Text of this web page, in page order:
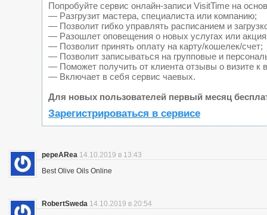
Попробуйте сервис онлайн-записи VisitTime на
— Разгрузит мастера, специалиста или компанию;
— Позволит гибко управлять расписанием и
— Разошлет оповещения о новых услугах или
— Позволит принять оплату на карту/кошелек/счет;
— Позволит записываться на групповые и
— Поможет получить от клиента отзывы о визите к
— Включает в себя сервис чаевых.
Для новых пользователей первый месяц
Зарегистрироваться в сервисе
pepeARea 14.10.2019 в 13:43
Best Olive Oils Online
RobertSweda 14.10.2019 в 20:54